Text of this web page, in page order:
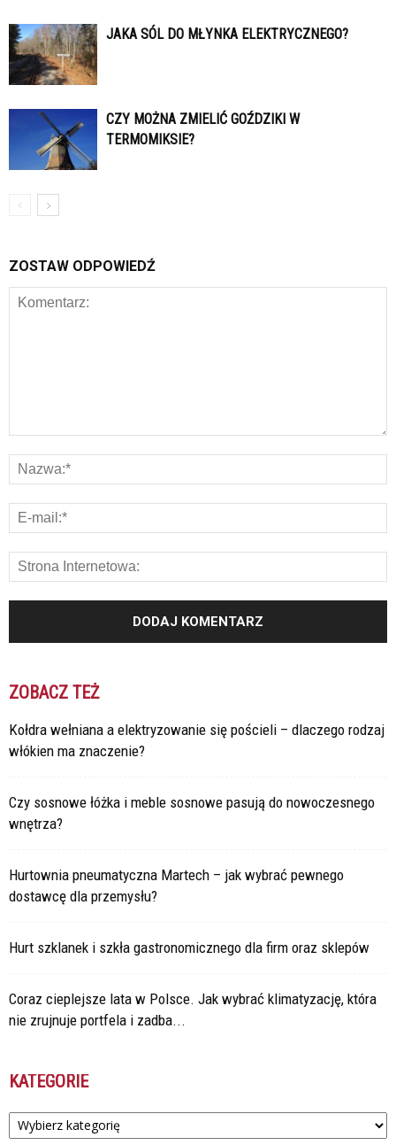
JAKA SÓL DO MŁYNKA ELEKTRYCZNEGO?
CZY MOŻNA ZMIELIĆ GOŹDZIKI W
TERMOMIKSIE?
ZOSTAW ODPOWIEDŹ
ZOBACZ TEŻ
Kołdra wełniana a elektryzowanie się pościeli – dlaczego rodzaj
włókien ma znaczenie?
Czy sosnowe łóżka i meble sosnowe pasują do nowoczesnego
wnętrza?
Hurtownia pneumatyczna Martech – jak wybrać pewnego
dostawcę dla przemysłu?
Hurt szklanek i szkła gastronomicznego dla firm oraz sklepów
Coraz cieplejsze lata w Polsce. Jak wybrać klimatyzację, która
nie zrujnuje portfela i zadba...
KATEGORIE
Kategorie